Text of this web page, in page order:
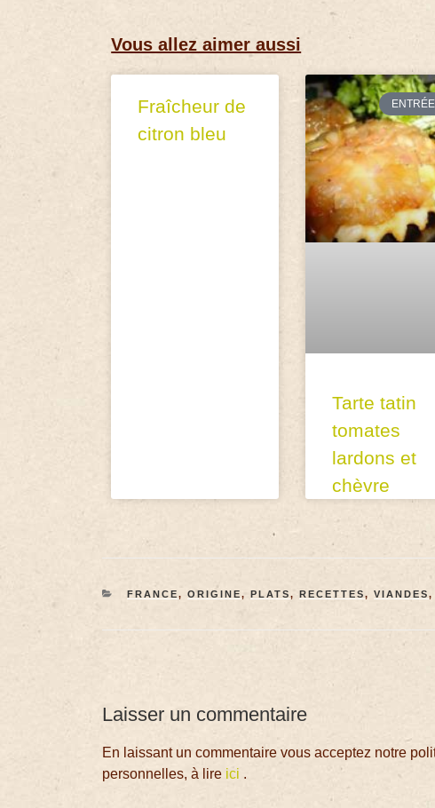
Vous allez aimer aussi
Fraîcheur de
citron bleu
Tarte tatin
tomates
lardons et
chèvre
FRANCE, ORIGINE, PLATS, RECETTES, VIANDES,
Laisser un commentaire
En laissant un commentaire vous acceptez notre
personnelles, à lire ici .